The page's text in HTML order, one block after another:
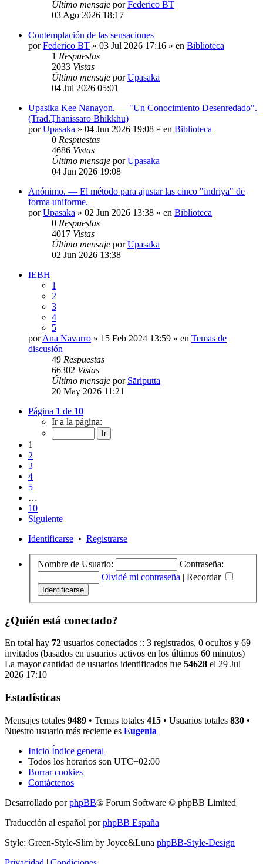
Último mensaje porFederico BT
03 Ago 2026 18:17
Contemplación de las sensaciones
porFederico BT » 03 Jul 2026 17:16 » en Biblioteca
1 Respuestas
2033 Vistas
Último mensaje porUpasaka
04 Jul 2026 05:01
Upasika Kee Nanayon. — "Un Conocimiento Desenredado".
(Trad.Ṭhānissaro Bhikkhu)
porUpasaka » 04 Jun 2026 19:08 » en Biblioteca
0 Respuestas
4686 Vistas
Último mensaje porUpasaka
04 Jun 2026 19:08
Anónimo. — El método para ajustar las cinco "indriya" de
forma uniforme.
porUpasaka » 02 Jun 2026 13:38 » en Biblioteca
0 Respuestas
4017 Vistas
Último mensaje porUpasaka
02 Jun 2026 13:38
IEBH
1
2
3
4
5
porAna Navarro » 15 Feb 2024 13:59 » en Temas de
discusión
49 Respuestas
66302 Vistas
Último mensaje por Sāriputta
20 May 2026 11:21
Página 1 de 10
Ir a la página:
1
2
3
4
5
…
10
Siguiente
Identificarse • Registrarse
Nombre de Usuario:
Contraseña:
Olvidé mi contraseña | Recordar
¿Quién está conectado?
En total hay 72 usuarios conectados :: 3 registrados, 0 ocultos y 69
invitados (basados en usuarios activos en los últimos 60 minutos)
La mayor cantidad de usuarios identificados fue 54628 el 29 Jul
2026 17:10
Estadísticas
Mensajes totales 9489 • Temas totales 415 • Usuarios totales 830 •
Nuestro usuario más reciente es Eugenia
Inicio Índice general
Todos los horarios son UTC+02:00
Borrar cookies
Contáctenos
Desarrollado porphpBB® Forum Software © phpBB Limited
Traducción al español porphpBB España
Style: Green-Style-Slim by Joyce&Luna phpBB-Style-Design